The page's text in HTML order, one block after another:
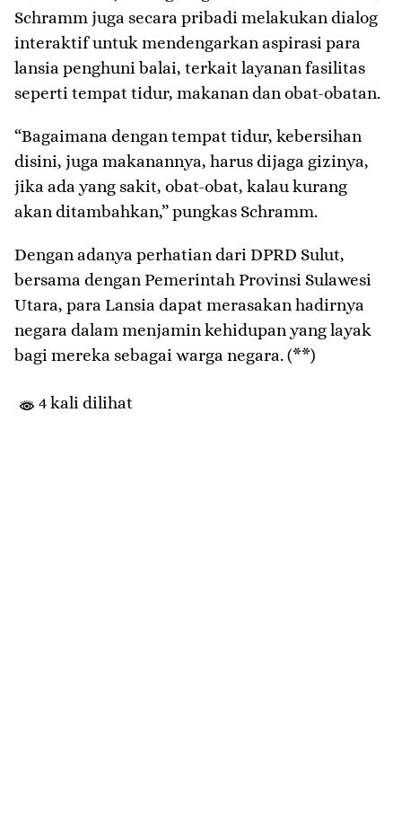
Schramm juga secara pribadi melakukan dialog
interaktif untuk mendengarkan aspirasi para
lansia penghuni balai, terkait layanan fasilitas
seperti tempat tidur, makanan dan obat-obatan.
“Bagaimana dengan tempat tidur, kebersihan
disini, juga makanannya, harus dijaga gizinya,
jika ada yang sakit, obat-obat, kalau kurang
akan ditambahkan,” pungkas Schramm.
Dengan adanya perhatian dari DPRD Sulut,
bersama dengan Pemerintah Provinsi Sulawesi
Utara, para Lansia dapat merasakan hadirnya
negara dalam menjamin kehidupan yang layak
bagi mereka sebagai warga negara. (**)
4 kali dilihat